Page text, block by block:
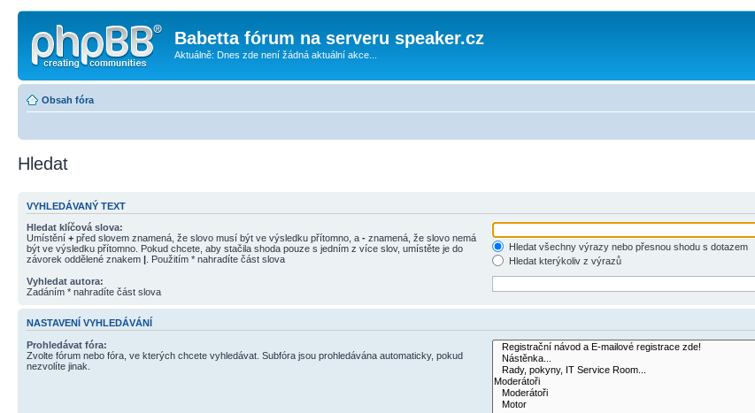
Babetta fórum na serveru speaker.cz
Aktuálně: Dnes zde není žádná aktuální akce...
Obsah fóra
Hledat
VYHLEDÁVANÝ TEXT
Hledat klíčová slova:
Umístění + před slovem znamená, že slovo musí být ve výsledku přítomno, a - znamená, že slovo nemá
být ve výsledku přítomno. Pokud chcete, aby stačila shoda pouze s jedním z více slov, umístěte je do
závorek oddělené znakem | . Použitím * nahradíte část slova
Hledat všechny výrazy nebo přesnou shodu s dotazem
Hledat kterýkoliv z výrazů
Vyhledat autora:
Zadáním * nahradíte část slova
NASTAVENÍ VYHLEDÁVÁNÍ
Prohledávat fóra:
Zvolte fórum nebo fóra, ve kterých chcete vyhledávat. Subfóra jsou prohledávána automaticky, pokud
nezvolíte jinak.